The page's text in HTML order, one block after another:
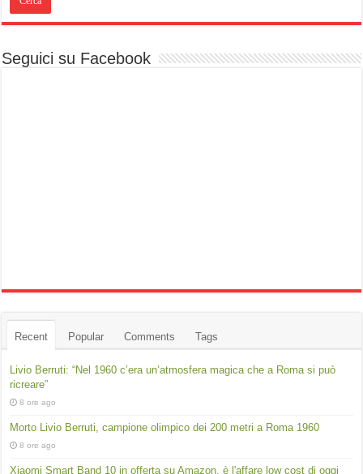
Seguici su Facebook
Recent Popular Comments Tags
Livio Berruti: “Nel 1960 c’era un’atmosfera magica che a Roma si può
ricreare”
8 ore ago
Morto Livio Berruti, campione olimpico dei 200 metri a Roma 1960
8 ore ago
Xiaomi Smart Band 10 in offerta su Amazon, è l'affare low cost di oggi